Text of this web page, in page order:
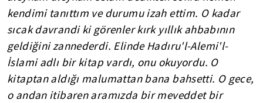
kendimi tanıttım ve durumu izah ettim. O kadar
sıcak davrandi ki görenler kırk yıllık ahbabının
geldiğini zannederdi. Elinde Hadıru'l-Alemi'l-
İslami adlı bir kitap vardı, onu okuyordu. O
kitaptan aldığı malumattan bana bahsetti. O gece,
o andan itibaren aramızda bir meveddet bir